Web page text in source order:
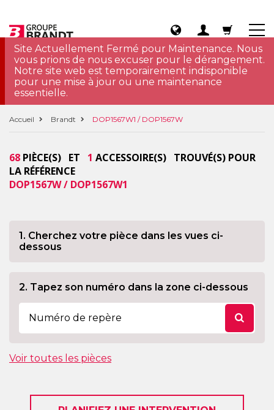
Site Actuellement Fermé pour Maintenance. Nous
vous prions de nous excuser pour le dérangement.
Notre site web est temporairement indisponible
pour une mise à jour ou une maintenance
essentielle.
Accueil Brandt DOP1567W1 / DOP1567W
68 PIÈCE(S) ET 1 ACCESSOIRE(S) TROUVÉ(S) POUR
LA RÉFÉRENCE
DOP1567W / DOP1567W1
1. Cherchez votre pièce dans les vues ci-
dessous
2. Tapez son numéro dans la zone ci-dessous
Voir toutes les pièces